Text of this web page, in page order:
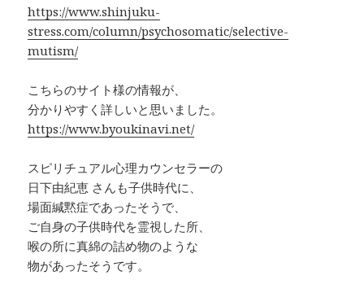
https://www.shinjuku-
stress.com/column/psychosomatic/selective-
mutism/
こちらのサイト様の情報が、
分かりやすく詳しいと思いました。
https://www.byoukinavi.net/
スピリチュアル心理カウンセラーの
日下由紀恵 さんも子供時代に、
場面緘黙症であったそうで、
ご自身の子供時代を霊視した所、
喉の所に真綿の詰め物のような
物があったそうです。